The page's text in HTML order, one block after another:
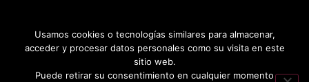
Distrito informativo © 2026
Usamos cookies o tecnologías similares para almacenar,
acceder y procesar datos personales como su visita en este
sitio web.
Puede retirar su consentimiento en cualquier momento